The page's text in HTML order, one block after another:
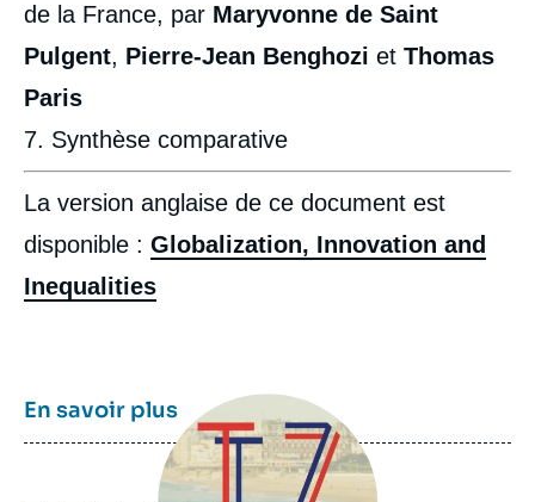
de la France, par Maryvonne de Saint
Pulgent, Pierre-Jean Benghozi et Thomas
Paris
7. Synthèse comparative
La version anglaise de ce document est
disponible : Globalization, Innovation and
Inequalities
En savoir plusImage
principale